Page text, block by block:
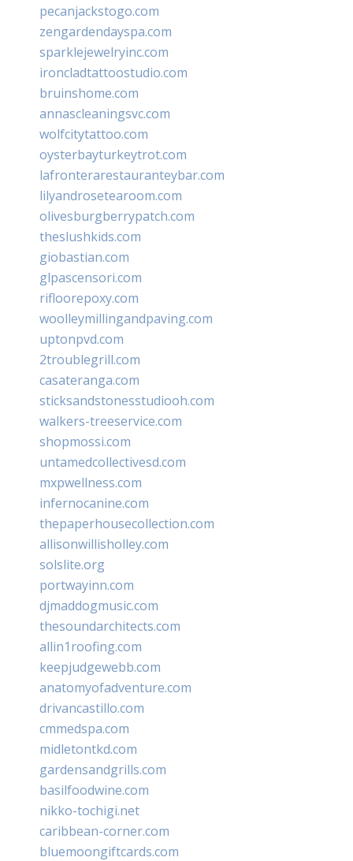
pecanjackstogo.com
zengardendayspa.com
sparklejewelryinc.com
ironcladtattoostudio.com
bruinshome.com
annascleaningsvc.com
wolfcitytattoo.com
oysterbayturkeytrot.com
lafronterarestauranteybar.com
lilyandrosetearoom.com
olivesburgberrypatch.com
theslushkids.com
giobastian.com
glpascensori.com
rifloorepoxy.com
woolleymillingandpaving.com
uptonpvd.com
2troublegrill.com
casateranga.com
sticksandstonesstudiooh.com
walkers-treeservice.com
shopmossi.com
untamedcollectivesd.com
mxpwellness.com
infernocanine.com
thepaperhousecollection.com
allisonwillisholley.com
solslite.org
portwayinn.com
djmaddogmusic.com
thesoundarchitects.com
allin1roofing.com
keepjudgewebb.com
anatomyofadventure.com
drivancastillo.com
cmmedspa.com
midletontkd.com
gardensandgrills.com
basilfoodwine.com
nikko-tochigi.net
caribbean-corner.com
bluemoongiftcards.com